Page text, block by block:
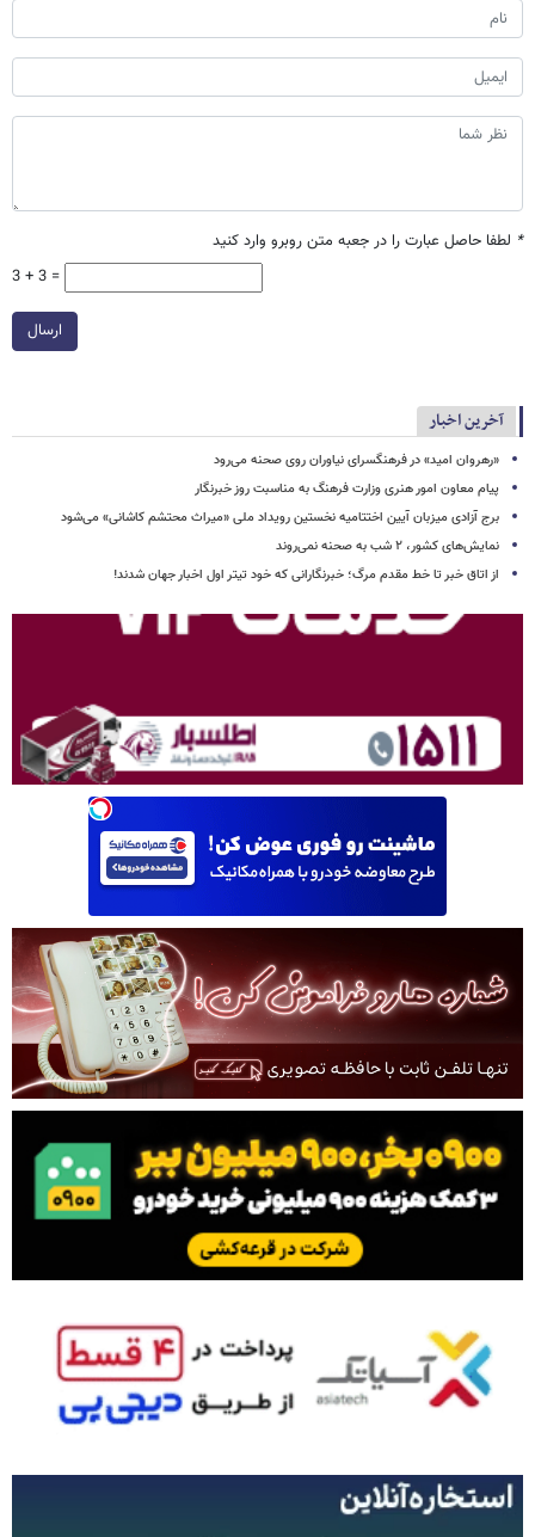
* لطفا حاصل عبارت را در جعبه متن روبرو وارد کنید
3 + 3 =
ارسال
آخرین اخبار
«رهروان امید» در فرهنگسرای نیاوران روی صحنه می‌رود
پیام معاون امور هنری وزارت فرهنگ به مناسبت روز خبرنگار
برج آزادی میزبان آیین اختتامیه نخستین رویداد ملی «میراث محتشم کاشانی» می‌شود
نمایش‌های کشور، ٢ شب به صحنه نمی‌روند
از اتاق خبر تا خط مقدم مرگ؛ خبرنگارانی که خود تیتر اول اخبار جهان شدند!